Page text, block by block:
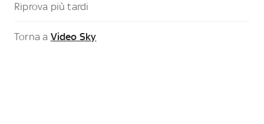
Riprova più tardi
Torna a Video Sky